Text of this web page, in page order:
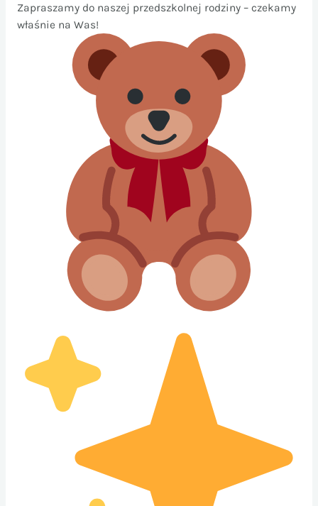
Zapraszamy do naszej przedszkolnej rodziny – czekamy
właśnie na Was!